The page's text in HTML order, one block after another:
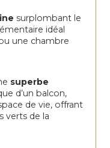
surplombant le
idéal
une chambre
superbe
d’un balcon,
de vie, offrant
verts de la